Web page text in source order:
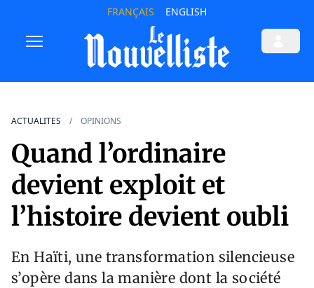
FRANÇAIS ENGLISH
ACTUALITES OPINIONS
Quand l’ordinaire
devient exploit et
l’histoire devient oubli
En Haïti, une transformation silencieuse
s’opère dans la manière dont la société